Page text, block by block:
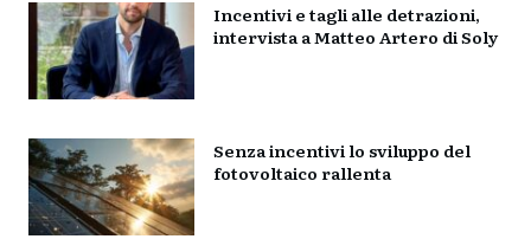
Incentivi e tagli alle detrazioni,
intervista a Matteo Artero di Soly
Senza incentivi lo sviluppo del
fotovoltaico rallenta